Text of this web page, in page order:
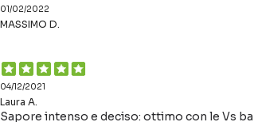
01/02/2022
MASSIMO D.
04/12/2021
Laura A.
Sapore intenso e deciso: ottimo con le Vs